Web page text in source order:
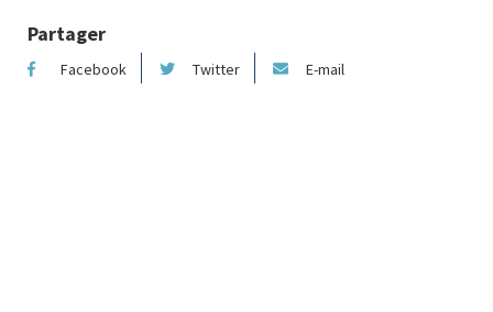
Partager
Facebook Twitter E-mail